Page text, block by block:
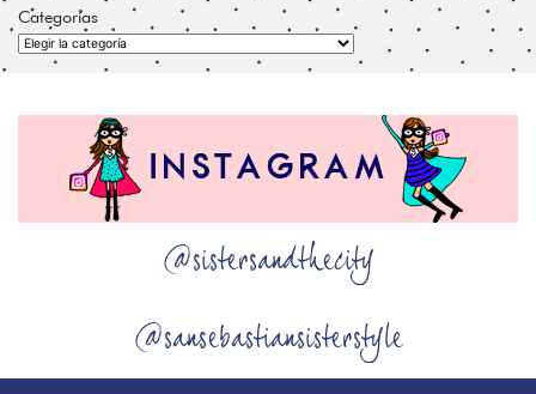
Categorías
Categorías
@sistersandthecity
@sansebastiansisterstyle